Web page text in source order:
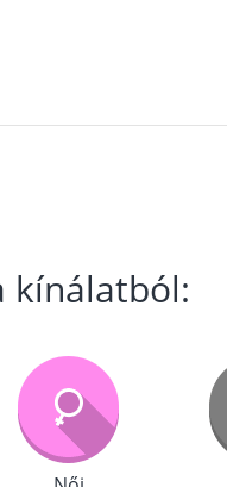
kínálatból: